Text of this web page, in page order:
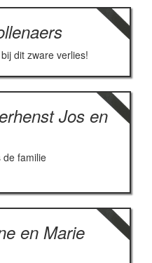
dit zware verlies!
Jos en
de familie
en Marie